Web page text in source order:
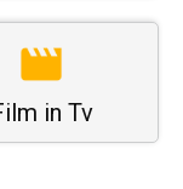
in Tv